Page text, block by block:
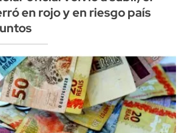
en rojo y en riesgo país